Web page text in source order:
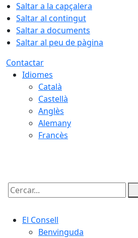
Saltar a la capçalera
Saltar al contingut
Saltar a documents
Saltar al peu de pàgina
Contactar
Idiomes
Català
Castellà
Anglès
Alemany
Francès
Cercar:
El Consell
Benvinguda